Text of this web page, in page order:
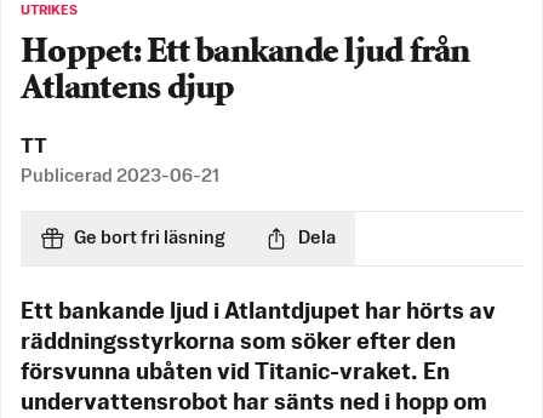
UTRIKES
Hoppet: Ett bankande ljud från
Atlantens djup
TT
Publicerad 2023-06-21
Ge bort fri läsning Dela
Ett bankande ljud i Atlantdjupet har hörts av
räddningsstyrkorna som söker efter den
försvunna ubåten vid Titanic-vraket. En
undervattensrobot har sänts ned i hopp om